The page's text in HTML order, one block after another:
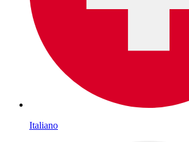
Italiano